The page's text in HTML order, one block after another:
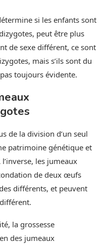
si les enfants sont
peut être plus
de sexe différent, ce sont
mais s’ils sont du
toujours évidente.
de la division d’un seul
patrimoine génétique et
les jumeaux
de deux œufs
différents, et peuvent
la grossesse
des jumeaux